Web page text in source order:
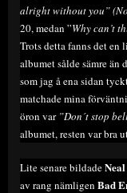
alright without you”
20, medan ”Why can’t
Trots detta fanns det en
albumet sålde sämre än
som jag å ena sidan
matchade mina
öron var ”Don´t stop
albumet, resten var bra
Lite senare bildade
av rang nämligen Bad